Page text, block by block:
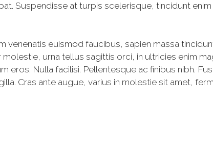
Suspendisse at turpis scelerisque, tincidunt
venenatis euismod faucibus, sapien massa
urna tellus sagittis orci, in ultricies enim
eros. Nulla facilisi. Pellentesque ac finibus nibh.
Cras ante augue, varius in molestie sit amet,